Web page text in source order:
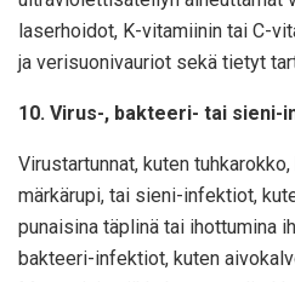
laserhoidot, K-vitamiinin tai C-
ja verisuonivauriot sekä tietyt
10. Virus-, bakteeri- tai sieni-
Virustartunnat, kuten
märkärupi, tai sieni-infektiot,
punaisina täplinä tai ihottumina
bakteeri-infektiot, kuten